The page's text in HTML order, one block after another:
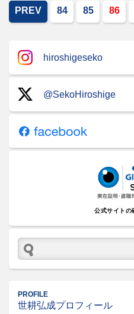
PREV 84 85 86
hiroshigeseko
@SekoHiroshige
公式サイトの
PROFILE
世耕弘成プロフィール